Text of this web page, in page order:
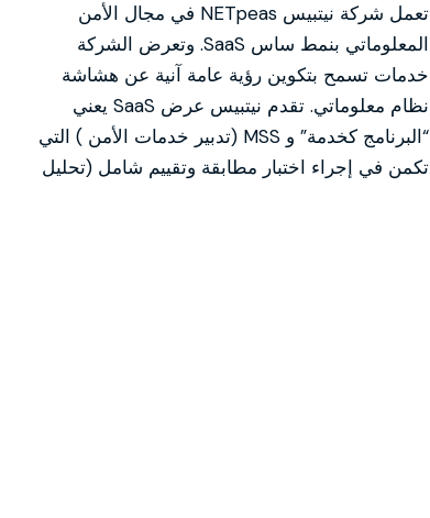
تعمل شركة نيتبيس NETpeas في مجال الأمن
المعلوماتي بنمط ساس SaaS. وتعرض الشركة
خدمات تسمح بتكوين رؤية عامة آنية عن هشاشة
نظام معلوماتي. تقدم نيتبيس عرض SaaS يعني
“البرنامج كخدمة” و MSS (تدبير خدمات الأمن ) التي
تكمن في إجراء اختبار مطابقة وتقييم شامل (تحليل